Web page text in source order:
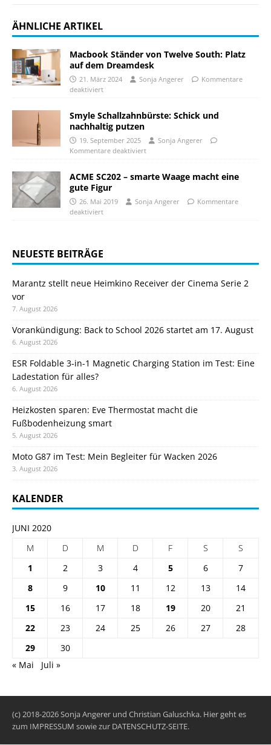
ÄHNLICHE ARTIKEL
Macbook Ständer von Twelve South: Platz
auf dem Dreamdesk
21. März 2024 Sonja Angerer
Kommentare
deaktiviert
Smyle Schallzahnbürste: Schick und
nachhaltig putzen
19. September 2025
Sonja Angerer
Kommentare deaktiviert
ACME SC202 – smarte Waage macht eine
gute Figur
26. Mai 2019 Sonja Angerer
Kommentare
deaktiviert
NEUESTE BEITRÄGE
Marantz stellt neue Heimkino Receiver der Cinema Serie 2
vor
7. August 2026
Vorankündigung: Back to School 2026 startet am 17. August
6. August 2026
ESR Foldable 3-in-1 Magnetic Charging Station im Test: Eine
Ladestation für alles?
6. August 2026
Heizkosten sparen: Eve Thermostat macht die
Fußbodenheizung smart
5. August 2026
Moto G87 im Test: Mein Begleiter für Wacken 2026
3. August 2026
KALENDER
JUNI 2020
M
D M D F S
S
1
2 3 4 5 6
7
8
9 10 11 12 13
14
15
16 17 18 19 20
21
22
23 24 25 26 27
28
29
30
« Mai
Juli »
(c) 2018-2026 Sonja Angerer und Christian Galuschka. Hier geht es
zum IMPRESSUM sowie zur DATENSCHUTZ-SEITE.